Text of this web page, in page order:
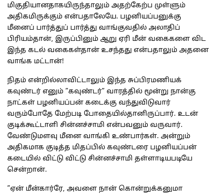
மிகுதியானதாகயிருந்தாலும் அதற்கேற்ப முள்ளும்
அதிகமிருக்கும் என்பதாலேயே. பழனியப்பனுக்கு
மீனைப் பார்த்துப் பார்த்து வாங்குவதில் அலாதிப்
பிரியம்தான், இருப்பினும் ஆறு ஏரி மீன் வகைகளை விட
இந்த கடல் வகைகள்தான் உசந்தது என்பதாலும் அதனை
வாங்க மட்டான்!
நிதம் என்றில்லாவிட்டாலும் இந்த சுப்பிரமணியக்
கவுண்டர் எனும் ”கவுண்டர்” வாரத்தில் மூன்று நான்கு
நாட்கள் பழனியப்பன் கடைக்கு வந்துவிடுவார்
வரும்போதே மேற்படி போதையில்தானிருப்பார். உடன்
குடிக்கூட்டாளி சின்னச்சாமி என்பவனும் வருவார்.
வேண்டுமளவு மீனை வாங்கி உண்பார்கள். அன்றும்
அதிகமாக குடித்த மிதப்பில் கவுண்டரை பழனியப்பன்
கடையில் விட்டு விட்டு சின்னச்சாமி தள்ளாடியபடியே
சென்றான்.
”ஏன் மீன்கார்ரே, அவளை நான் கொன்றுக்கனுமா